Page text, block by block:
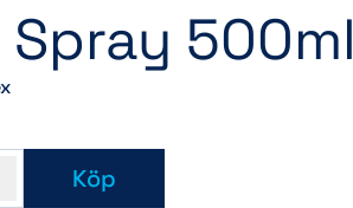
Spray 500ml
Köp